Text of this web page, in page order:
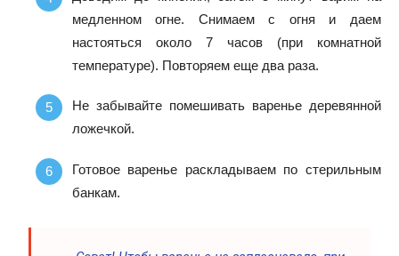
медленном огне. Снимаем с огня и даем
настояться около 7 часов (при комнатной
температуре). Повторяем еще два раза.
Не забывайте помешивать варенье деревянной
ложечкой.
Готовое варенье раскладываем по стерильным
банкам.